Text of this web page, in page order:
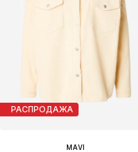
РАСПРОДАЖА
MAVI